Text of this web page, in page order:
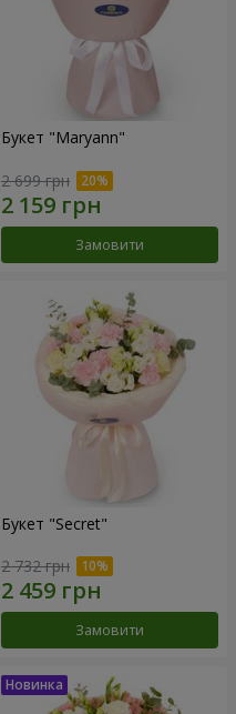
Букет "Maryann"
2 699 грн
Замовити
Букет "Secret"
2 732 грн
Замовити